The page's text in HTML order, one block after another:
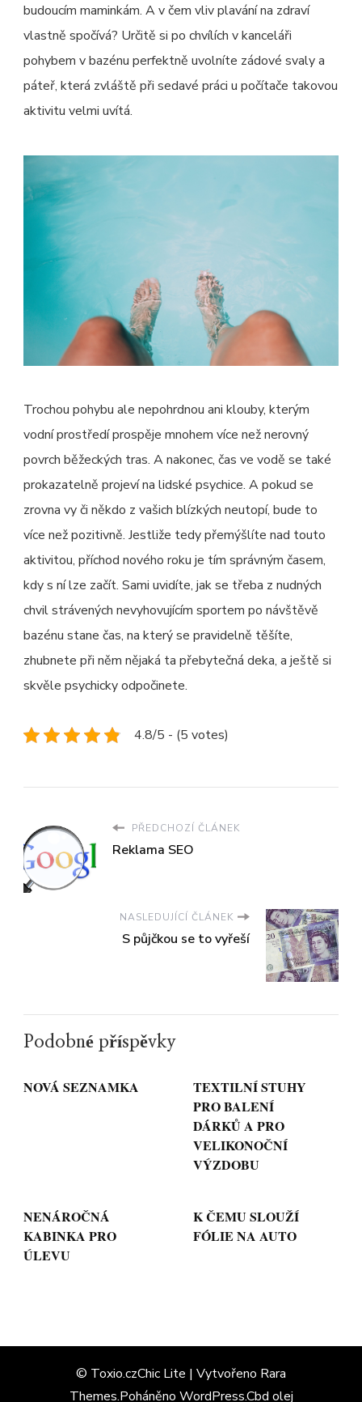
budoucím maminkám. A v čem vliv plavání na zdraví
vlastně spočívá? Určitě si po chvílích v kanceláři
pohybem v bazénu perfektně uvolníte zádové svaly a
páteř, která zvláště při sedavé práci u počítače takovou
aktivitu velmi uvítá.
Trochou pohybu ale nepohrdnou ani klouby, kterým
vodní prostředí prospěje mnohem více než nerovný
povrch běžeckých tras. A nakonec, čas ve vodě se také
prokazatelně projeví na lidské psychice. A pokud se
zrovna vy či někdo z vašich blízkých neutopí, bude to
více než pozitivně. Jestliže tedy přemýšlíte nad touto
aktivitou, příchod nového roku je tím správným časem,
kdy s ní lze začít. Sami uvidíte, jak se třeba z nudných
chvil strávených nevyhovujícím sportem po návštěvě
bazénu stane čas, na který se pravidelně těšíte,
zhubnete při něm nějaká ta přebytečná deka, a ještě si
skvěle psychicky odpočinete.
4.8/5 - (5 votes)
PŘEDCHOZÍ ČLÁNEK
Reklama SEO
NASLEDUJÍCÍ ČLÁNEK
S půjčkou se to vyřeší
Podobné příspěvky
NOVÁ SEZNAMKA
TEXTILNÍ STUHY
PRO BALENÍ
DÁRKŮ A PRO
VELIKONOČNÍ
VÝZDOBU
NENÁROČNÁ
KABINKA PRO
ÚLEVU
K ČEMU SLOUŽÍ
FÓLIE NA AUTO
© Toxio.czChic Lite | Vytvořeno Rara
Themes.Poháněno WordPress.Cbd olej